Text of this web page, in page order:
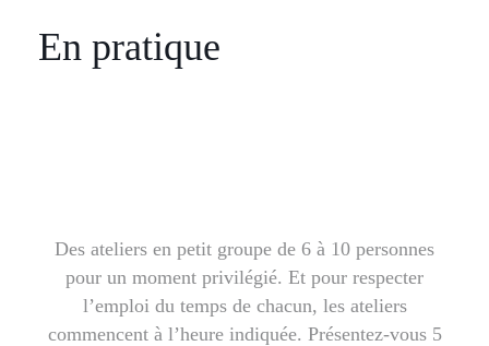
En pratique
Des ateliers en petit groupe de 6 à 10 personnes
pour un moment privilégié. Et pour respecter
l’emploi du temps de chacun, les ateliers
commencent à l’heure indiquée. Présentez-vous 5